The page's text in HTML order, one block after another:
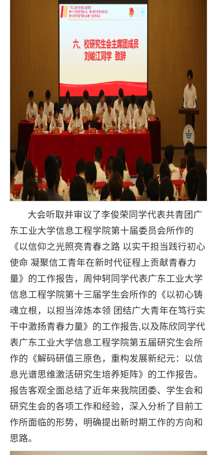
大会听取并审议了李俊荣同学代表共青团广
东工业大学信息工程学院第十届委员会所作的
《以信仰之光照亮青春之路 以实干担当践行初心
使命 凝聚信工青年在新时代征程上贡献青春力
量》的工作报告，周仲轲同学代表广东工业大学
信息工程学院第十三届学生会所作的《以初心铸
魂立根，以担当淬炼本领 团结广大青年在笃行实
干中激扬青春力量》的工作报告,以及陈欣同学代
表广东工业大学信息工程学院第五届研究生会所
作的《解码研值三原色，重构发展新纪元：以信
息光谱思维激活研究生培养矩阵》的工作报告。
报告客观全面总结了近年来我院团委、学生会和
研究生会的各项工作和经验，深入分析了目前工
作所面临的形势，明确提出新时期工作的方向和
思路。